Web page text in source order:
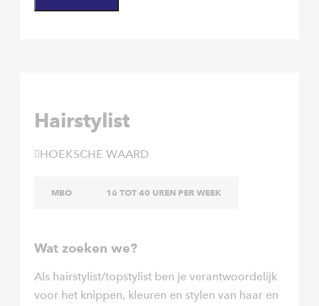
Hairstylist
HOEKSCHE WAARD
MBO 16 TOT 40 UREN PER WEEK
Wat zoeken we?
Als hairstylist/topstylist ben je verantwoordelijk
voor het knippen, kleuren en stylen van haar en